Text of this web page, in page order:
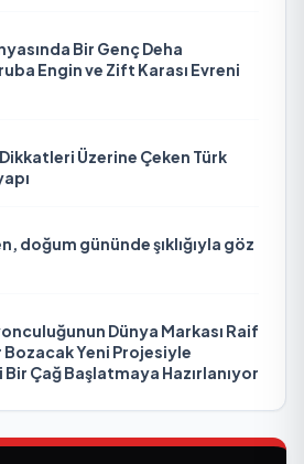
Bir Genç Deha
Engin ve Zift Karası Evreni
Üzerine Çeken Türk
doğum gününde şıklığıyla göz
Dünya Markası Raif
Bozacak Yeni Projesiyle
Çağ Başlatmaya Hazırlanıyor